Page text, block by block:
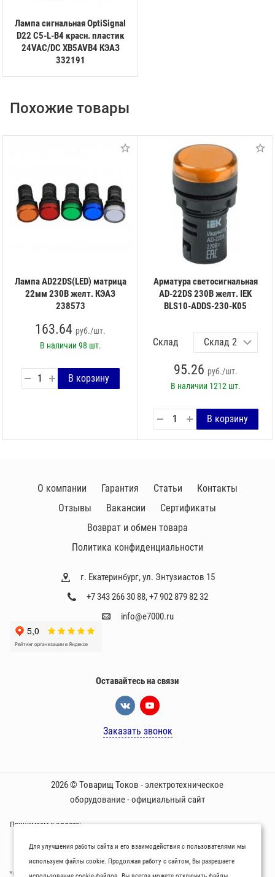
Лампа сигнальная OptiSignal
D22 C5-L-B4 красн. пластик
24VAC/DC XB5AVB4 КЭАЗ
332191
Похожие товары
Лампа AD22DS(LED) матрица
22мм 230В желт. КЭАЗ
238573
163.64 руб./шт.
В наличии98 шт.
Арматура светосигнальная
AD-22DS 230В желт. IEK
BLS10-ADDS-230-K05
Склад
95.26 руб./шт.
В наличии 1212 шт.
г. Екатеринбург, ул. Энтузиастов 15
+7 343 266 30 88,+7 902 879 82 32
info@e7000.ru
О компании Гарантия Статьи
Контакты
Отзывы
Вакансии
Сертификаты
Возврат и обмен товара
Политика конфиденциальности
Оставайтесь на связи
Заказать звонок
2026 © Товарищ Токов - электротехническое
оборудование - официальный сайт
Принимаем к оплате:
*Oбращаем вaше внимaние нa то, что пpиведеные цeны и хaрактеристики
Для улучшения работы сайта и его взаимодействия с пользователями мы
используем файлы cookie. Продолжая работу с сайтом, Вы разрешаете